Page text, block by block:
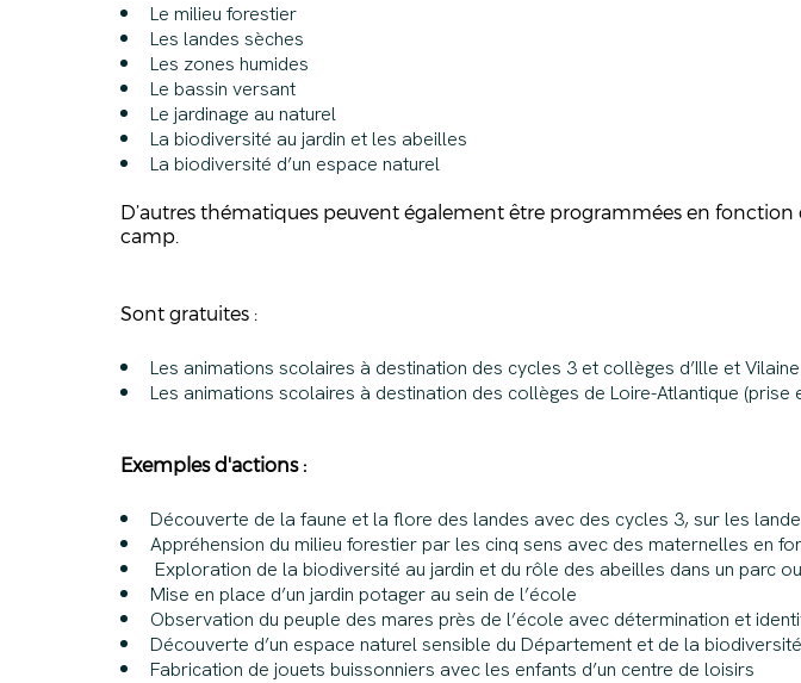
Le milieu forestier
Les landes sèches
Les zones humides
Le bassin versant
Le jardinage au naturel
La biodiversité au jardin et les abeilles
La biodiversité d’un espace naturel
D’autres thématiques peuvent également être programmées en
camp.
Sont gratuites :
Les animations scolaires à destination des cycles 3 et collèges d’Ille et
Les animations scolaires à destination des collèges de Loire-Atlantique
Exemples d'actions :
Découverte de la faune et la flore des landes avec des cycles 3, sur les
Appréhension du milieu forestier par les cinq sens avec des maternelles en
Exploration de la biodiversité au jardin et du rôle des abeilles dans un parc
Mise en place d’un jardin potager au sein de l’école
Observation du peuple des mares près de l’école avec détermination et
Découverte d’un espace naturel sensible du Département et de la
Fabrication de jouets buissonniers avec les enfants d’un centre de loisirs